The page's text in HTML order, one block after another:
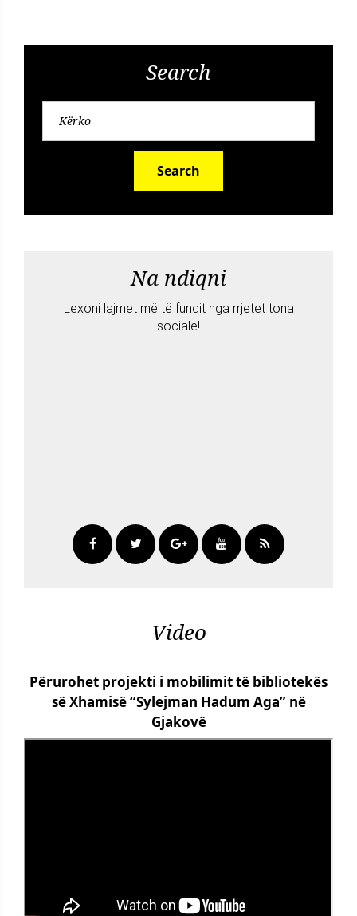
Search
Search
Na ndiqni
Lexoni lajmet më të fundit nga rrjetet tona
sociale!
Video
Përurohet projekti i mobilimit të bibliotekës
së Xhamisë “Sylejman Hadum Aga” në
Gjakovë